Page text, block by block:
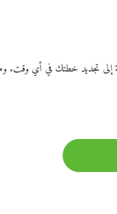
إلى تجديد خطتك في أي